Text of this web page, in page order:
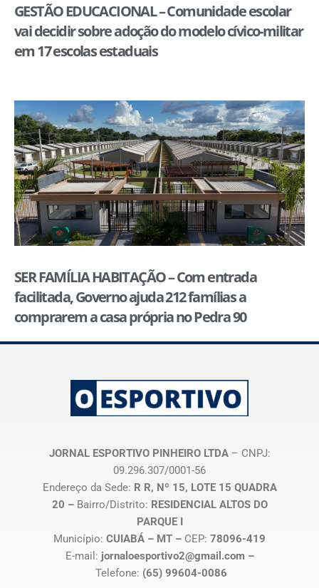
GESTÃO EDUCACIONAL – Comunidade escolar
vai decidir sobre adoção do modelo cívico-militar
em 17 escolas estaduais
SER FAMÍLIA HABITAÇÃO – Com entrada
facilitada, Governo ajuda 212 famílias a
comprarem a casa própria no Pedra 90
JORNAL ESPORTIVO PINHEIRO LTDA– CNPJ:
09.296.307/0001-56
Endereço da Sede: R R, Nº 15, LOTE 15 QUADRA
20 – Bairro/Distrito: RESIDENCIAL ALTOS DO
PARQUE I
Município: CUIABÁ – MT – CEP: 78096-419
E-mail: jornaloesportivo2@gmail.com –
Telefone: (65) 99604-0086